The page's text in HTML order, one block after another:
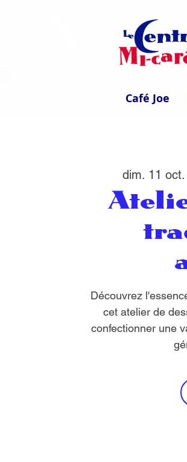
Café Joe
dim. 11 oct.
Découvrez
cet atelier de
confectionner une